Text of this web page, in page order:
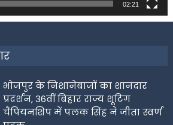
02:21
भोजपुर के निशानेबाजों का शानदार
प्रदर्शन, 36वीं बिहार राज्य शूटिंग
चैंपियनशिप में पलक सिंह ने जीता स्वर्ण